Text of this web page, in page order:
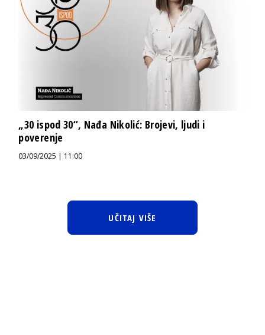
„30 ispod 30“, Nađa Nikolić: Brojevi, ljudi i
poverenje
03/09/2025 | 11:00
UČITAJ VIŠE